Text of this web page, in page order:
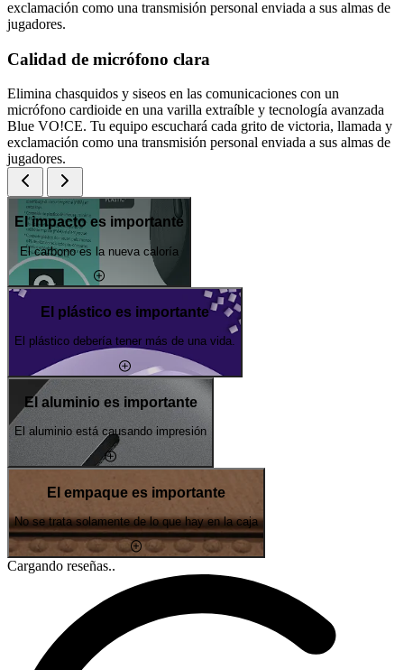
exclamación como una transmisión personal enviada a sus almas de
jugadores.
Calidad de micrófono clara
Elimina chasquidos y siseos en las comunicaciones con un
micrófono cardioide en una varilla extraíble y tecnología avanzada
Blue VO!CE. Tu equipo escuchará cada grito de victoria, llamada y
exclamación como una transmisión personal enviada a sus almas de
jugadores.
El impacto es importante
El carbono es la nueva caloría
El plástico es importante
El plástico debería tener más de una vida.
El aluminio es importante
El aluminio está causando impresión
El empaque es importante
No se trata solamente de lo que hay en la caja
Cargando reseñas..